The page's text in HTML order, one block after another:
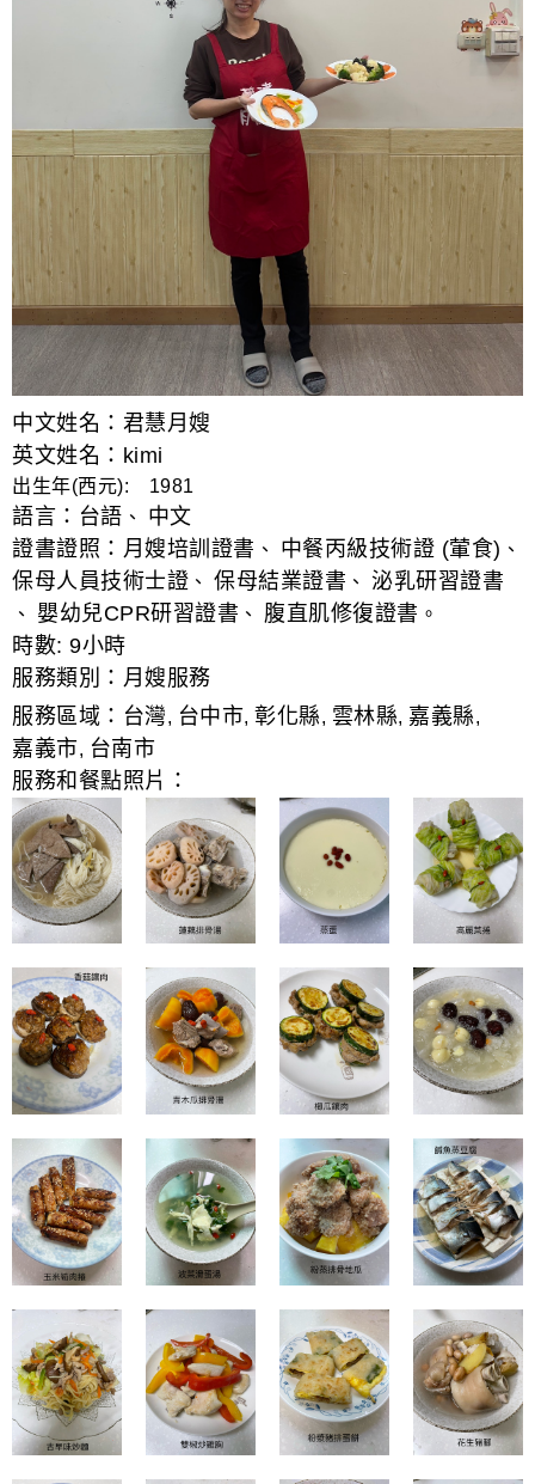
中文姓名：君慧月嫂
英文姓名：kimi
出生年(西元): 1981
語言： 台語 、
中文
證書證照： 月嫂培訓證書 、 中餐丙級技術證 (葷食) 、
保母人員技術士證 、 保母結業證書 、 泌乳研習證書
、 嬰幼兒CPR研習證書 、 腹直肌修復證書 。
時數: 9小時
服務類別： 月嫂服務
服務區域： 台灣, 台中市, 彰化縣, 雲林縣, 嘉義縣,
嘉義市, 台南市
服務和餐點照片：